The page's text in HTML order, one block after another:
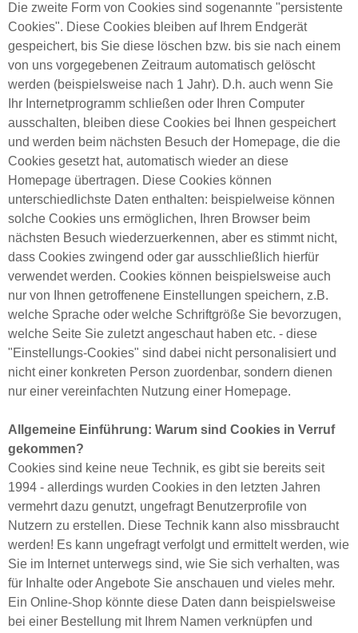
Die zweite Form von Cookies sind sogenannte "persistente
Cookies". Diese Cookies bleiben auf Ihrem Endgerät
gespeichert, bis Sie diese löschen bzw. bis sie nach einem
von uns vorgegebenen Zeitraum automatisch gelöscht
werden (beispielsweise nach 1 Jahr). D.h. auch wenn Sie
Ihr Internetprogramm schließen oder Ihren Computer
ausschalten, bleiben diese Cookies bei Ihnen gespeichert
und werden beim nächsten Besuch der Homepage, die die
Cookies gesetzt hat, automatisch wieder an diese
Homepage übertragen. Diese Cookies können
unterschiedlichste Daten enthalten: beispielweise können
solche Cookies uns ermöglichen, Ihren Browser beim
nächsten Besuch wiederzuerkennen, aber es stimmt nicht,
dass Cookies zwingend oder gar ausschließlich hierfür
verwendet werden. Cookies können beispielsweise auch
nur von Ihnen getroffenene Einstellungen speichern, z.B.
welche Sprache oder welche Schriftgröße Sie bevorzugen,
welche Seite Sie zuletzt angeschaut haben etc. - diese
"Einstellungs-Cookies" sind dabei nicht personalisiert und
nicht einer konkreten Person zuordenbar, sondern dienen
nur einer vereinfachten Nutzung einer Homepage.
Allgemeine Einführung: Warum sind Cookies in Verruf
gekommen?
Cookies sind keine neue Technik, es gibt sie bereits seit
1994 - allerdings wurden Cookies in den letzten Jahren
vermehrt dazu genutzt, ungefragt Benutzerprofile von
Nutzern zu erstellen. Diese Technik kann also missbraucht
werden! Es kann ungefragt verfolgt und ermittelt werden, wie
Sie im Internet unterwegs sind, wie Sie sich verhalten, was
für Inhalte oder Angebote Sie anschauen und vieles mehr.
Ein Online-Shop könnte diese Daten dann beispielsweise
bei einer Bestellung mit Ihrem Namen verknüpfen und